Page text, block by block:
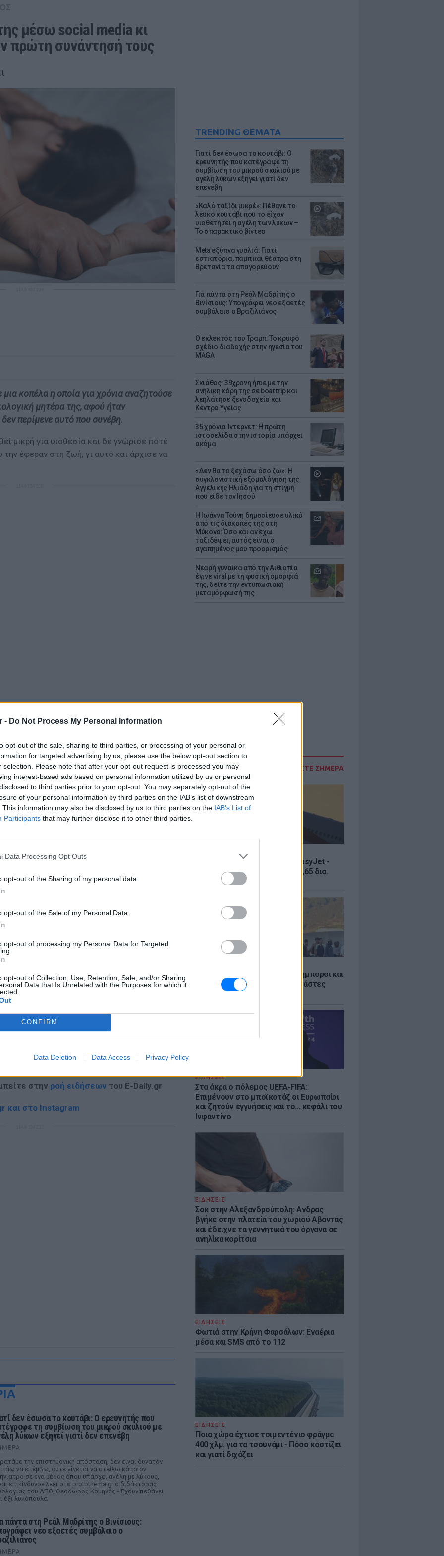
- Do Not Process My Personal Information
opt-out of the sale, sharing to third parties, or processing of your personal or
for targeted advertising by us, please use the below opt-out section to
selection. Please note that after your opt-out request is processed you may
interest-based ads based on personal information utilized by us or personal
to third parties prior to your opt-out. You may separately opt-out of the
of your personal information by third parties on the IAB’s list of downstream
This information may also be disclosed by us to third parties on the IAB’s List of
Participants that may further disclose it to other third parties.
Data Processing Opt Outs
opt-out of the Sharing of my personal data.
opt-out of the Sale of my Personal Data.
opt-out of processing my Personal Data for Targeted
opt-out of Collection, Use, Retention, Sale, and/or Sharing
Data that Is Unrelated with the Purposes for which it
CONFIRM
Data Deletion Data Access Privacy Policy
TRENDING ΘΕΜΑΤΑ
Γιατί δεν έσωσα το κουτάβι: Ο
ερευνητής που κατέγραφε τη
συμβίωση του μικρού σκυλιού με
αγέλη λύκων εξηγεί γιατί δεν
επενέβη
«Καλό ταξίδι μικρέ»: Πέθανε το
λευκό κουτάβι που το είχαν
υιοθετήσει η αγέλη των λύκων –
Το σπαρακτικό βίντεο
Meta έξυπνα γυαλιά: Γιατί
εστιατόρια, παμπ και θέατρα στη
Βρετανία τα απαγορεύουν
Για πάντα στη Ρεάλ Μαδρίτης ο
Βινίσιους: Υπογράφει νέο εξαετές
συμβόλαιο ο Βραζιλιάνος
Ο εκλεκτός του Τραμπ: Το κρυφό
σχέδιο διαδοχής στην ηγεσία του
MAGA
Σκιάθος: 39χρονη ήπιε με την
ανήλικη κόρη της σε boat trip και
λεηλάτησε ξενοδοχείο και
Κέντρο Υγείας
35 χρόνια Ίντερνετ: Η πρώτη
ιστοσελίδα στην ιστορία υπάρχει
ακόμα
«Δεν θα το ξεχάσω όσο ζω»: Η
συγκλονιστική εξομολόγηση της
Αγγελικής Ηλιάδη για τη στιγμή
που είδε τον Ιησού
Η Ιωάννα Τούνη δημοσίευσε υλικό
από τις διακοπές της στη
Μύκονο: Όσο και αν έχω
ταξιδέψει, αυτός είναι ο
αγαπημένος μου προορισμός
Νεαρή γυναίκα από την Αιθιοπία
έγινε viral με τη φυσική ομορφιά
της, δείτε την εντυπωσιακή
μεταμόρφωσή της
ΔΙΑΒΑΣΤΕ ΣΗΜΕΡΑ
Συμφωνία εξαγοράς για την EasyJet -
Στην αμερικανική Appolo για 6,65 δισ.
Θέουτα: «Οι κάτοικοι είναι ανήμποροι και
γεμάτοι αγωνία» - 5.000 μετανάστες
παραμένουν στην περιοχή
ΕΙΔΗΣΕΙΣ
Στα άκρα ο πόλεμος UEFA-FIFA:
Επιμένουν στο μποϊκοτάζ οι Ευρωπαίοι
και ζητούν εγγυήσεις και το... κεφάλι του
Ινφαντίνο
ΕΙΔΗΣΕΙΣ
Σοκ στην Αλεξανδρούπολη: Ανδρας
βγήκε στην πλατεία του χωριού Αβαντας
και έδειχνε τα γεννητικά του όργανα σε
ανηλίκα κορίτσια
ΕΙΔΗΣΕΙΣ
Φωτιά στην Κρήνη Φαρσάλων: Εναέρια
μέσα και SMS από το 112
ΕΙΔΗΣΕΙΣ
Ποια χώρα έχτισε τσιμεντένιο φράγμα
400 χλμ. για τα τσουνάμι - Πόσο κοστίζει
και γιατί διχάζει
μέσω social media κι
πρώτη συνάντησή τους
κοπέλα η οποία για χρόνια αναζητούσε
μητέρα της, αφού ήταν
περίμενε αυτό που συνέβη.
μικρή για υιοθεσία και δε γνώρισε ποτέ
έφεραν στη ζωή, γι αυτό και άρχισε να
που αποκάλυψε τα σχετικά έγγραφα,
social media τον πατέρα της,
κανόνισαν να συναντηθούν στην Τάμπα
συνάντηση πέρασαν αρκετό χρόνο μαζί
Ο 53χρονος Ρόναλντ Άντινορ
στο δωμάτιο ξενοδοχείου που έμενε, και
πρόσωπό του.
νάρκωσε ώστε να μη μπορεί να αντιδράσει
κατηγορούμενος για βιασμό και
275.000 ευρώ.
στο και μάθετε πρώτοι
στην ροή ειδήσεων του E-Daily.gr
και στο Instagram
δεν έσωσα το κουτάβι: Ο ερευνητής που
τη συμβίωση του μικρού σκυλιού με
λύκων εξηγεί γιατί δεν επενέβη
την επιστημονική απόσταση, δεν είναι δυνατόν
πάω να επέμβω, ούτε γίνεται να στείλω κάποιον
σε ένα μέρος όπου υπάρχει αγέλη με λύκους,
επικίνδυνο» λέει στο protothema.gr ο διδάκτορας
του ΑΠΘ, Θεόδωρος Κομηνός - Έχουν πεθάνει
έξι λυκόπουλα
πάντα στη Ρεάλ Μαδρίτης ο Βινίσιους:
νέο εξαετές συμβόλαιο ο